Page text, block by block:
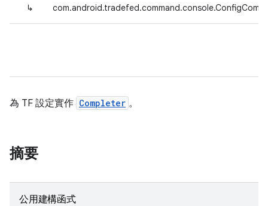
↳
為 TF 設定實作 Completer 。
摘要
公用建構函式